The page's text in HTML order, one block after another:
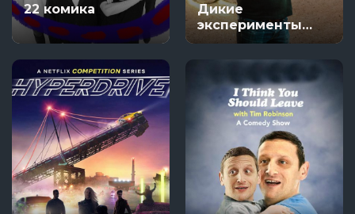
22 комика
Дикие
эксперименты
Адама Сэвиджа